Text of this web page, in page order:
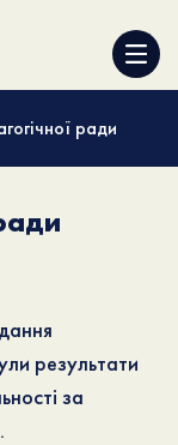
ради
результати
за
.